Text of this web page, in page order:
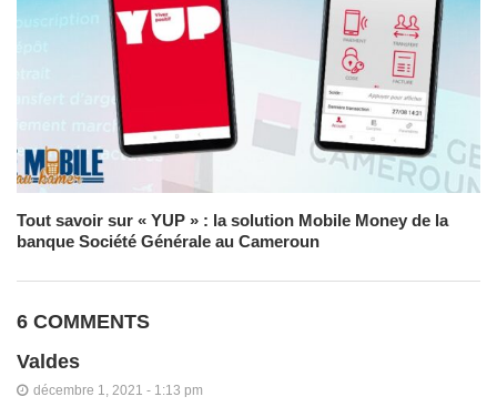
Tout savoir sur « YUP » : la solution Mobile Money de la
banque Société Générale au Cameroun
6 COMMENTS
Valdes
décembre 1, 2021 - 1:13 pm